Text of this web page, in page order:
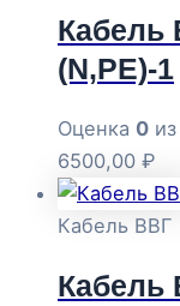
Кабель
(N,РЕ)-1
Оценка 0
6500,00 ₽
Кабель ВВГ
Кабель